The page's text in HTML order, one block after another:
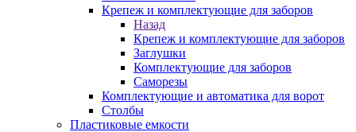
Крепеж и комплектующие для заборов
Назад
Крепеж и комплектующие для заборов
Заглушки
Комплектующие для заборов
Саморезы
Комплектующие и автоматика для ворот
Столбы
Пластиковые емкости